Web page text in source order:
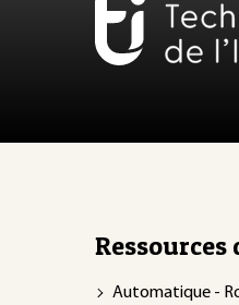
Automatique -